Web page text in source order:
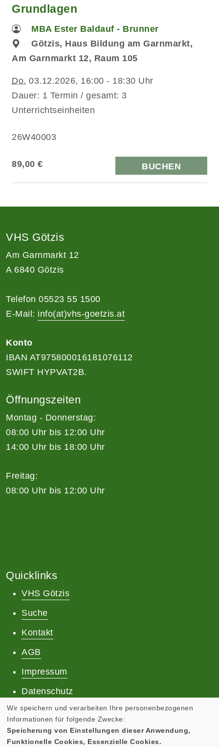
Grundlagen
MBA Ester Baldauf - Brunner
Götzis, Haus Bildung am Garnmarkt,
Am Garnmarkt 12, Raum 105
Do. 03.12.2026, 16:00 - 18:30 Uhr
Dauer: 1 Termin / gesamt: 3
Unterrichtseinheiten
26W40003
89,00 € BUCHEN
VHS Götzis
Am Garnmarkt 12
A 6840 Götzis
Telefon 05523 55 1500
E-Mail: info(at)vhs-goetzis.at
Konto
IBAN AT975800016181076112
SWIFT HYPVAT2B.
Öffnungszeiten
Montag - Donnerstag:
08:00 Uhr bis 12:00 Uhr
14:00 Uhr bis 18:00 Uhr
Freitag:
08:00 Uhr bis 12:00 Uhr
Quicklinks
VHS Götzis
Suche
Kontakt
AGB
Impressum
Datenschutz
Cookie Einstellungen
Wir speichern und verarbeiten Ihre personenbezogenen
Informationen für folgende Zwecke:
Speicherung von Einstellungen dieser Anwendung,
Funktionelle Cookies, Essenzielle Cookies.